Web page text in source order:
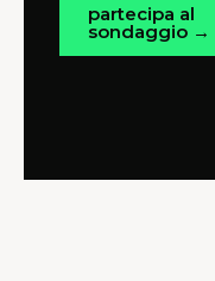
partecipa al
sondaggio →